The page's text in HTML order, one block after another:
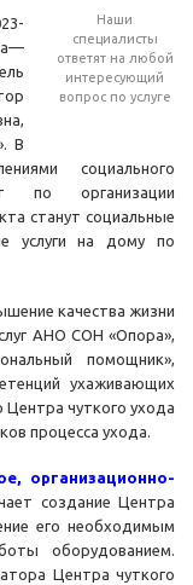
Наши
специалисты
ответят на любой
интересующий
вопрос по услуге
В
социального
по организации
станут социальные
услуги на дому по
качества жизни
АНО СОН «Опора»,
помощник»,
ухаживающих
Центра чуткого ухода
процесса ухода.
организационно-
создание Центра
его необходимым
оборудованием.
Центра чуткого